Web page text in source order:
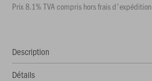
Prix 8.1% TVA compris hors frais d'expédition
Description
Détails